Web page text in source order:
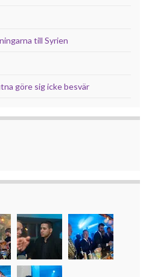
till Syrien
göre sig icke besvär